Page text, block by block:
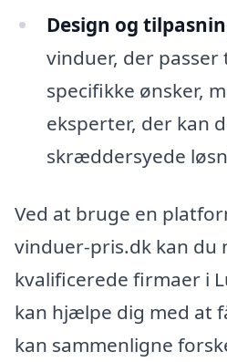
Design og
vinduer, der passer
specifikke ønsker,
eksperter, der kan
skræddersyede
Ved at bruge en
vinduer-pris.dk kan du
kvalificerede firmaer i
kan hjælpe dig med at
kan sammenligne